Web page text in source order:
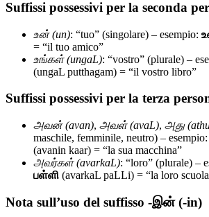
Suffissi possessivi per la seconda
உன் (un): “tuo” (singolare) – esempio:
= “il tuo amico”
உங்கள் (ungaL): “vostro” (plurale) –
(ungaL putthagam) = “il vostro libro”
Suffissi possessivi per la terza
அவன் (avan), அவள் (avaL), அது
maschile, femminile, neutro) – esempio:
(avanin kaar) = “la sua macchina”
அவர்கள் (avarkaL): “loro” (plurale) –
பள்ளி (avarkaL paLLi) = “la loro
Nota sull’uso del suffisso -இன் (-in)